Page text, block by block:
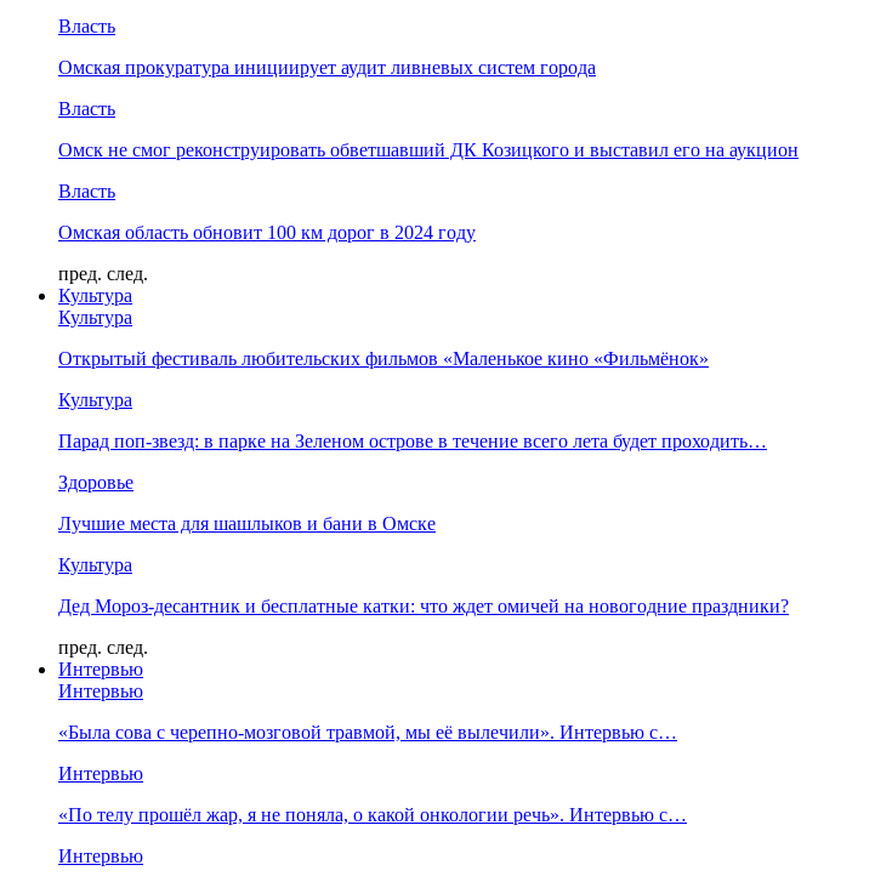
Власть
Омская прокуратура инициирует аудит ливневых систем города
Власть
Омск не смог реконструировать обветшавший ДК Козицкого и выставил его на аукцион
Власть
Омская область обновит 100 км дорог в 2024 году
пред. след.
Культура
Культура
Открытый фестиваль любительских фильмов «Маленькое кино «Фильмёнок»
Культура
Парад поп-звезд: в парке на Зеленом острове в течение всего лета будет проходить…
Здоровье
Лучшие места для шашлыков и бани в Омске
Культура
Дед Мороз-десантник и бесплатные катки: что ждет омичей на новогодние праздники?
пред. след.
Интервью
Интервью
«Была сова с черепно-мозговой травмой, мы её вылечили». Интервью с…
Интервью
«По телу прошёл жар, я не поняла, о какой онкологии речь». Интервью с…
Интервью